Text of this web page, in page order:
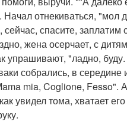
отнекиваться, "мол
спасите, заплатим
жена осерчает, с
упрашивают, "ладно,
собрались, в
mia, Coglione, Fesso".
увидел тома, хватает